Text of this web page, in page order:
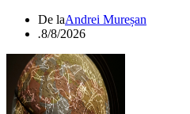
De laAndrei Mureșan
.8/8/2026